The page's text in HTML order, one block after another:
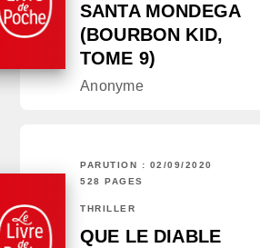
SANTA MONDEGA
(BOURBON KID,
TOME 9)
Anonyme
PARUTION : 02/09/2020
528 PAGES
THRILLER
QUE LE DIABLE